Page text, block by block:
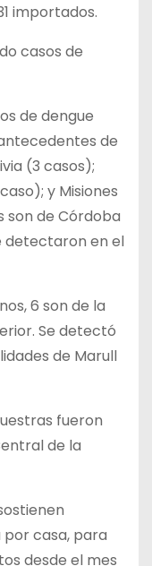
importados.
casos de
de dengue
de
(3 casos);
y Misiones
son de Córdoba
detectaron en el
6 son de la
Se detectó
de Marull
fueron
de la
casa, para
desde el mes